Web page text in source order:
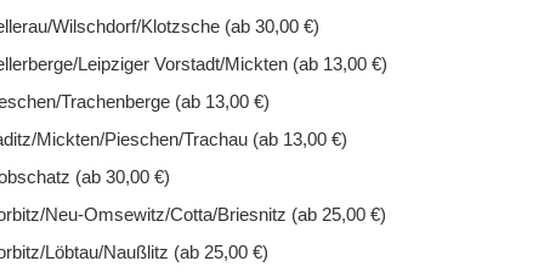
Wilschdorf/Klotzsche (ab 30,00 €)
Leipziger Vorstadt/Mickten (ab 13,00 €)
Trachenberge (ab 13,00 €)
Mickten/Pieschen/Trachau (ab 13,00 €)
(ab 30,00 €)
Neu-Omsewitz/Cotta/Briesnitz (ab 25,00 €)
Löbtau/Naußlitz (ab 25,00 €)
und 48%Tilsiter, 47 % Fett i. Tr.